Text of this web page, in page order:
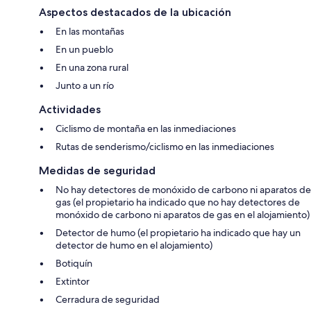
Aspectos destacados de la ubicación
En las montañas
En un pueblo
En una zona rural
Junto a un río
Actividades
Ciclismo de montaña en las inmediaciones
Rutas de senderismo/ciclismo en las inmediaciones
Medidas de seguridad
No hay detectores de monóxido de carbono ni aparatos de
gas (el propietario ha indicado que no hay detectores de
monóxido de carbono ni aparatos de gas en el alojamiento)
Detector de humo (el propietario ha indicado que hay un
detector de humo en el alojamiento)
Botiquín
Extintor
Cerradura de seguridad